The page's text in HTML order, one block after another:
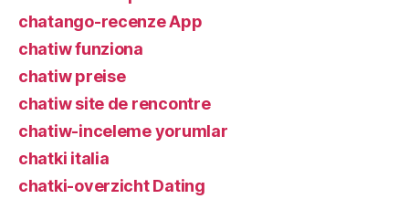
chatango-recenze App
chatiw funziona
chatiw preise
chatiw site de rencontre
chatiw-inceleme yorumlar
chatki italia
chatki-overzicht Dating